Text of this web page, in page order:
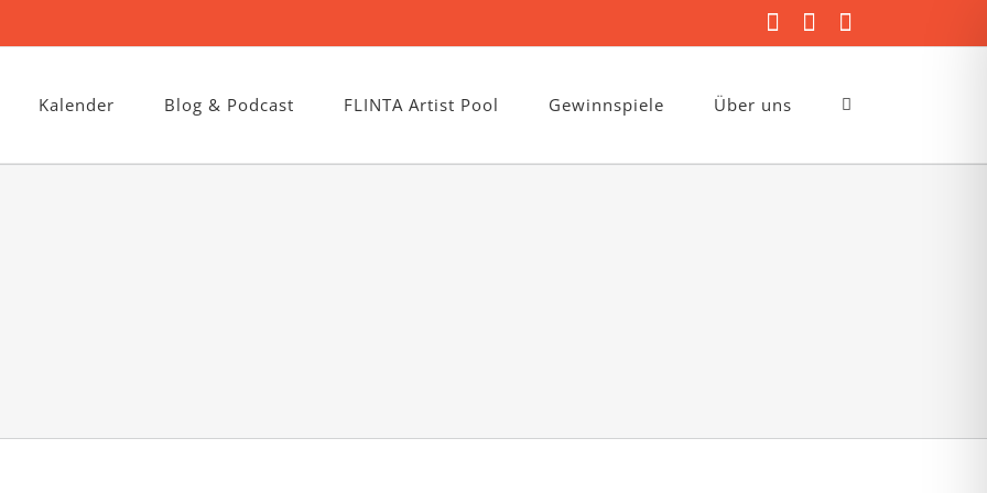
FacebookInstagram
Mail
Kalender Blog & Podcast FLINTA Artist Pool Gewinnspiele Über uns